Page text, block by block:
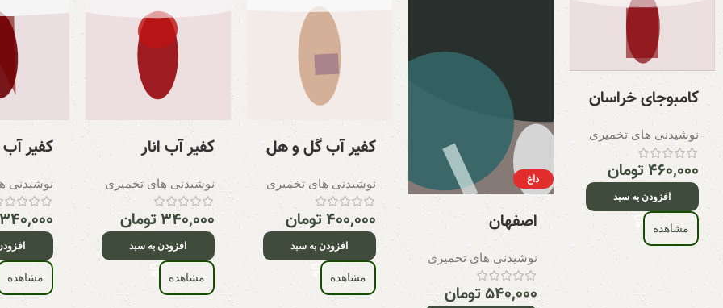
کامبوجای خراسان
نوشیدنی های تخمیری
۴۶۰,۰۰۰تومان
افزودن به سبد
مشاهده
داغ
اصفهان
نوشیدنی های تخمیری
۵۴۰,۰۰۰تومان
کفیر آب گل و هل
نوشیدنی های تخمیری
۴۰۰,۰۰۰تومان
افزودن به سبد
مشاهده
کفیر آب انار
نوشیدنی های تخمیری
۳۴۰,۰۰۰تومان
افزودن به سبد
مشاهده
کفیر آب
نوشیدنی
مشاهده